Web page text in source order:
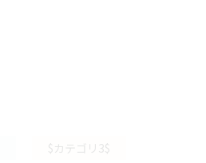
$カテゴリ3$